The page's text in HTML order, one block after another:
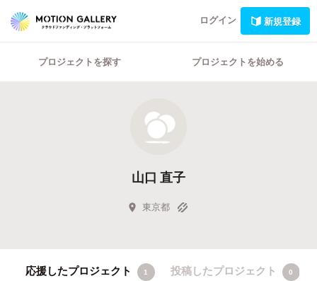
ログイン 新規登録
プロジェクトを探す プロジェクトを始める
山口 直子
東京都
応援したプロジェクト 1 投稿したプロジェクト 0